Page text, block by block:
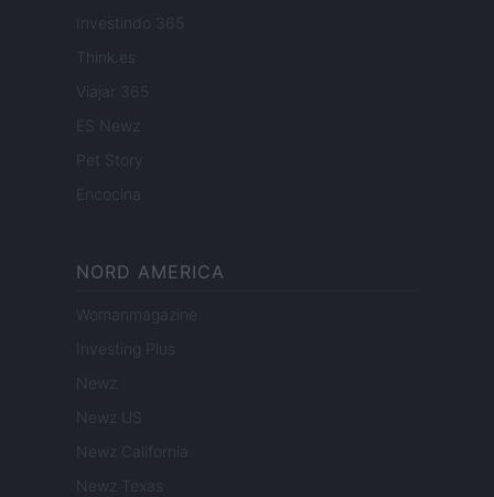
Investindo 365
Think.es
Viajar 365
ES Newz
Pet Story
Encocina
NORD AMERICA
Womanmagazine
Investing Plus
Newz
Newz US
Newz California
Newz Texas